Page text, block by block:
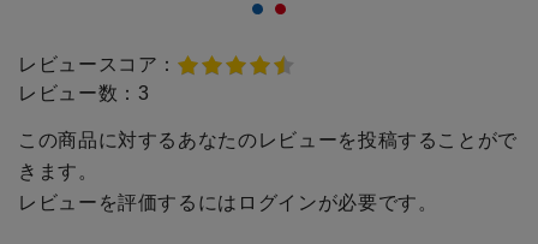
レビュースコア：
レビュー数： 3
この商品に対するあなたのレビューを投稿することがで
きます。
レビューを評価するには ログインが必要です。